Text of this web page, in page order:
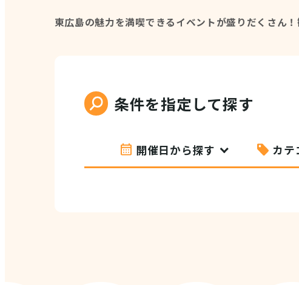
東広島の魅力を満喫できるイベントが盛りだくさん！
条件を指定して探す
開催日から探す カテ